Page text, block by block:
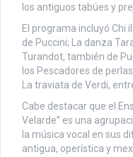
los antiguos tabúes y
El programa incluyó Chi
de Puccini; La danza
Turandot, también de
los Pescadores de
La traviata de Verdi,
Cabe destacar que el
Velarde” es una
la música vocal en sus
antigua, operística y